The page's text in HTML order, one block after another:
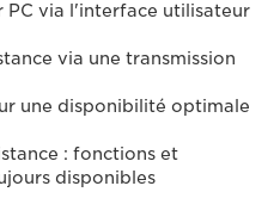
PC via l'interface utilisateur
via une transmission
une disponibilité optimale
: fonctions et
disponibles